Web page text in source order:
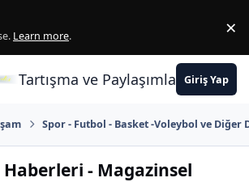
Learn more. ×
Tartışma ve PaylaşımlarınGiriş Yap
Spor - Futbol - Basket -Voleybol ve Diğer
Haberleri - Magazinsel